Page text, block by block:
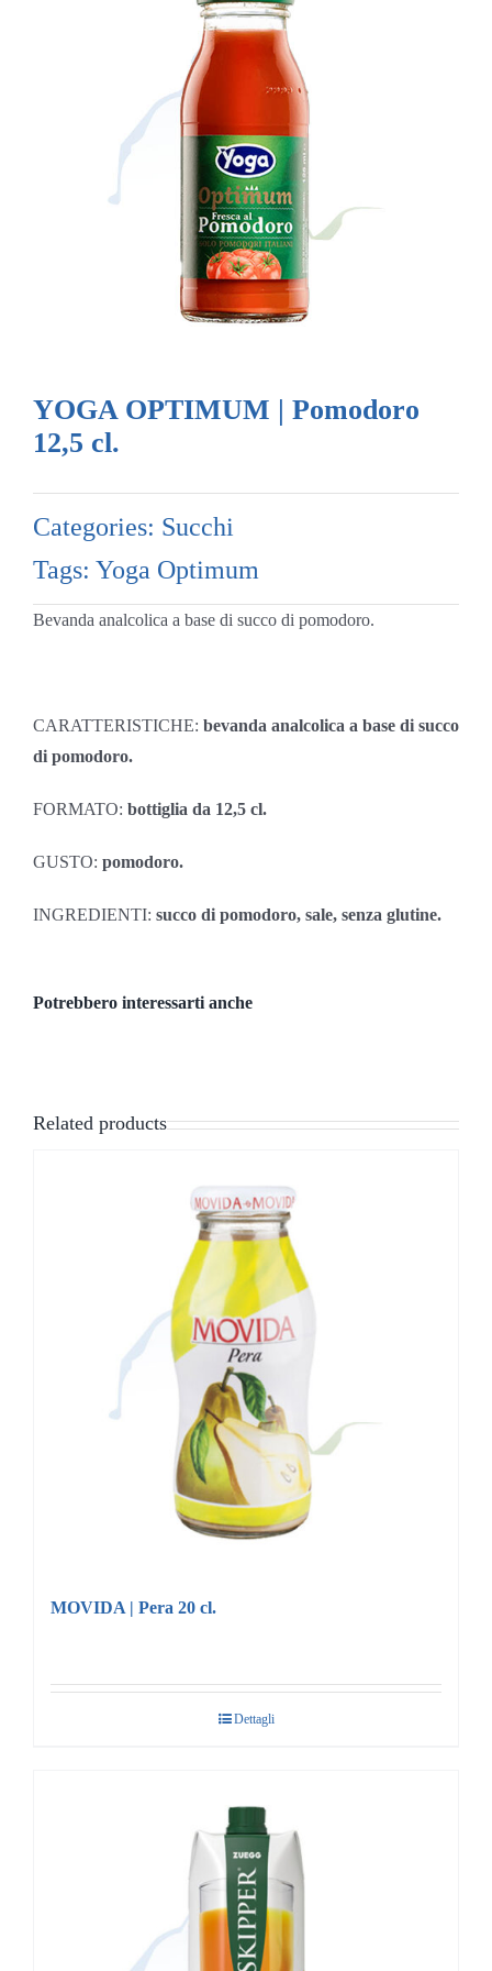
YOGA OPTIMUM | Pomodoro
12,5 cl.
Categories: Succhi
Tags: Yoga Optimum
Bevanda analcolica a base di succo di pomodoro.
CARATTERISTICHE: bevanda analcolica a base di succo
di pomodoro.
FORMATO: bottiglia da 12,5 cl.
GUSTO: pomodoro.
INGREDIENTI: succo di pomodoro, sale, senza glutine.
Potrebbero interessarti anche
Related products
MOVIDA | Pera 20 cl.
Dettagli